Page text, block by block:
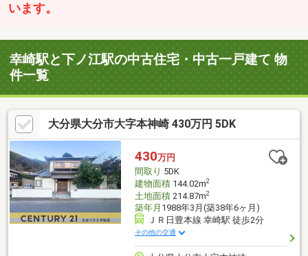
います。
幸崎駅と下ノ江駅の中古住宅・中古一戸建て 物
件一覧
大分県大分市大字本神崎 430万円 5DK
430万円
間取り 5DK
建物面積144.02m2
土地面積214.87m2
築年月 1988年3月(築38年6ヶ月)
ＪＲ日豊本線 幸崎駅 徒歩2分
その他の交通